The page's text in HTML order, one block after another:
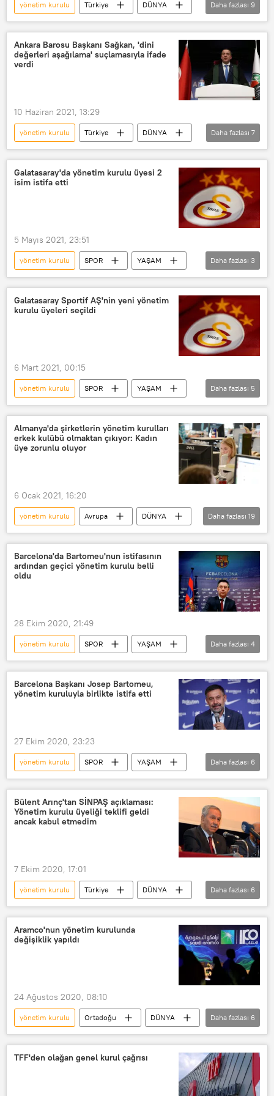
yönetim kurulu Türkiye
DÜNYA
Haberler
SPOR
YAŞAM
Taylan Antalyalı
Gökkuşağı
LGBT
Tişört
Destek
Daha fazlası 9
Ankara Barosu Başkanı Sağkan, 'dini
değerleri aşağılama' suçlamasıyla ifade
verdi
10 Haziran 2021, 13:29
yönetim kurulu Türkiye
DÜNYA
Haberler
Ankara Barosu
Erinç Sağkan
ortak
Ali Erbaş
hutbe
Daha fazlası 7
Galatasaray'da yönetim kurulu üyesi 2
isim istifa etti
5 Mayıs 2021, 23:51
yönetim kurulu SPOR
YAŞAM
Haberler
Galatasaray istifa
Daha fazlası 3
Galatasaray Sportif AŞ'nin yeni yönetim
kurulu üyeleri seçildi
6 Mart 2021, 00:15
yönetim kurulu SPOR
YAŞAM
Haberler
Türk Telekom Stadı
Galatasaray Spor Kulübü
Galatasaray Sportif AŞ
Toplantı
Daha fazlası 5
Almanya'da şirketlerin yönetim kurulları
erkek kulübü olmaktan çıkıyor: Kadın
üye zorunlu oluyor
6 Ocak 2021, 16:20
yönetim kurulu Avrupa
DÜNYA
Haberler
YAŞAM
EKONOMİ
Sosyal Demokrat Parti (SPD)
kadın kotası
Şirket
kamu kurumları
kuruluş
Kadın
Kadınlar
Erkek
Erkekler
CEO
Angela Merkel
Daha fazlası 19
Barcelona'da Bartomeu'nun istifasının
ardından geçici yönetim kurulu belli
oldu
28 Ekim 2020, 21:49
yönetim kurulu SPOR
YAŞAM
Haberler
Barcelona
Josep Maria Bartomeu
Daha fazlası 4
Barcelona Başkanı Josep Bartomeu,
yönetim kuruluyla birlikte istifa etti
27 Ekim 2020, 23:23
yönetim kurulu SPOR
YAŞAM
Haberler
Barcelona
Josep Bartomeu
istifa
Lionel Messi
Yolsuzluk
Daha fazlası 6
Bülent Arınç'tan SİNPAŞ açıklaması:
Yönetim kurulu üyeliği teklifi geldi
ancak kabul etmedim
7 Ekim 2020, 17:01
yönetim kurulu Türkiye
DÜNYA
Haberler
Cumhurbaşkanlığı
Bülent Arınç
SİNPAŞ
kabul
Daha fazlası 6
Aramco'nun yönetim kurulunda
değişiklik yapıldı
24 Ağustos 2020, 08:10
yönetim kurulu Ortadoğu
DÜNYA
Haberler
EKONOMİ
Suudi Arabistan
Aramco
Daha fazlası 6
TFF'den olağan genel kurul çağrısı